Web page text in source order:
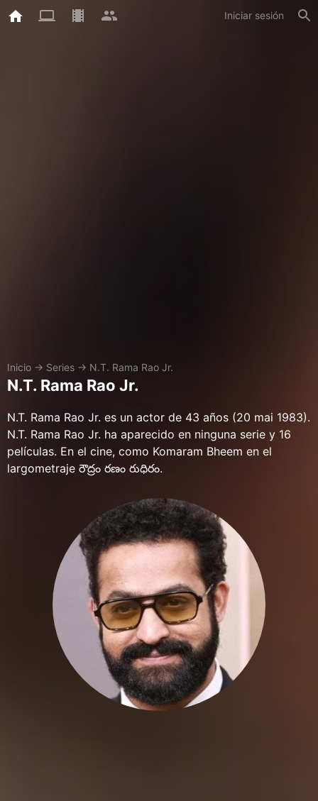
Iniciar sesión
Inicio → Series → N.T. Rama Rao Jr.
N.T. Rama Rao Jr.
N.T. Rama Rao Jr. es un actor de 43 años (20 mai 1983).
N.T. Rama Rao Jr. ha aparecido en ninguna serie y 16
películas. En el cine, como Komaram Bheem en el
largometraje రౌద్రం రణం రుధిరం.